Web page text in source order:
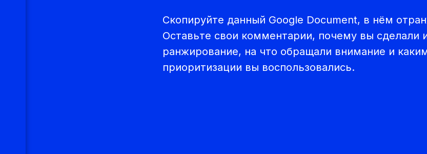
Скопируйте данный Google Document, в нём
Оставьте свои комментарии, почему вы сделали
ранжирование, на что обращали внимание и
приоритизации вы воспользовались.